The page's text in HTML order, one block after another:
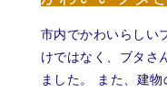
市内でかわいらしい
けではなく、ブタさ
ました。 また、建